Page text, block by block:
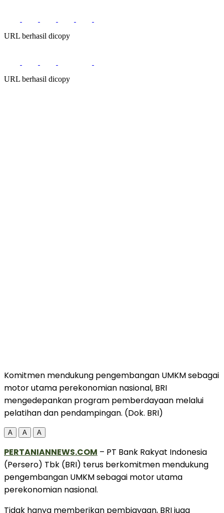
URL berhasil dicopy
URL berhasil dicopy
Komitmen mendukung pengembangan UMKM sebagai
motor utama perekonomian nasional, BRI
mengedepankan program pemberdayaan melalui
pelatihan dan pendampingan. (Dok. BRI)
A A A
PERTANIANNEWS.COM – PT Bank Rakyat Indonesia
(Persero) Tbk (BRI) terus berkomitmen mendukung
pengembangan UMKM sebagai motor utama
perekonomian nasional.
Tidak hanya memberikan pembiayaan, BRI juga